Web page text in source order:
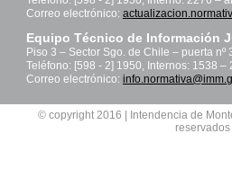
Correo electrónico:
Equipo Técnico de Información
Piso 3 – Sector Sgo. de Chile – puerta nº
Teléfono: [598 - 2] 1950, Internos: 1538 –
Correo electrónico:
© copyright 2016 | Intendencia de
reservados